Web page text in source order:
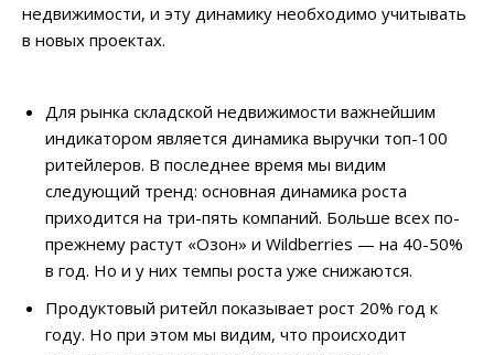
недвижимости, и эту динамику необходимо учитывать
в новых проектах.
Для рынка складской недвижимости важнейшим
индикатором является динамика выручки топ-100
ритейлеров. В последнее время мы видим
следующий тренд: основная динамика роста
приходится на три-пять компаний. Больше всех по-
прежнему растут «Озон» и Wildberries — на 40-50%
в год. Но и у них темпы роста уже снижаются.
Продуктовый ритейл показывает рост 20% год к
году. Но при этом мы видим, что происходит